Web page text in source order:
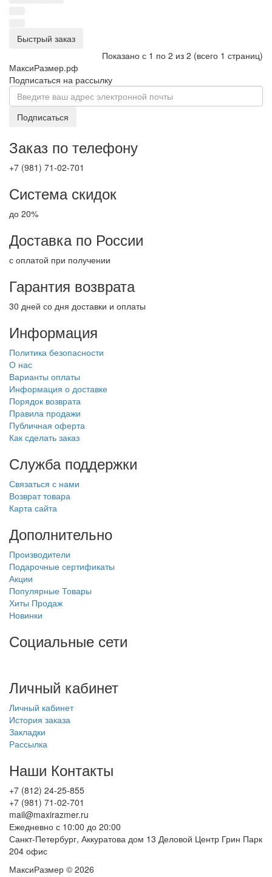
Быстрый заказ
Показано с 1 по 2 из 2 (всего 1 страниц)
МаксиРазмер.рф
Подписаться на рассылку
Подписаться
Заказ по телефону
+7 (981) 71-02-701
Система скидок
до 20%
Доставка по России
с оплатой при получении
Гарантия возврата
30 дней со дня доставки и оплаты
Информация
Политика безопасности
О нас
Варианты оплаты
Информация о доставке
Порядок возврата
Правила продажи
Публичная оферта
Как сделать заказ
Служба поддержки
Связаться с нами
Возврат товара
Карта сайта
Дополнительно
Производители
Подарочные сертификаты
Акции
Популярные Товары
Хиты Продаж
Новинки
Социальные сети
Личный кабинет
Личный кабинет
История заказа
Закладки
Рассылка
Наши Контакты
+7 (812) 24-25-855
+7 (981) 71-02-701
mail@maxirazmer.ru
Ежедневно с 10:00 до 20:00
Санкт-Петербург, Аккуратова дом 13 Деловой Центр Грин Парк
204 офис
МаксиРазмер © 2026